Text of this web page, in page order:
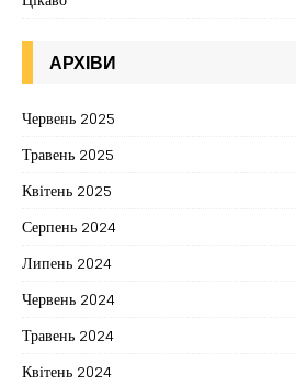
АРХІВИ
Червень 2025
Травень 2025
Квітень 2025
Серпень 2024
Липень 2024
Червень 2024
Травень 2024
Квітень 2024